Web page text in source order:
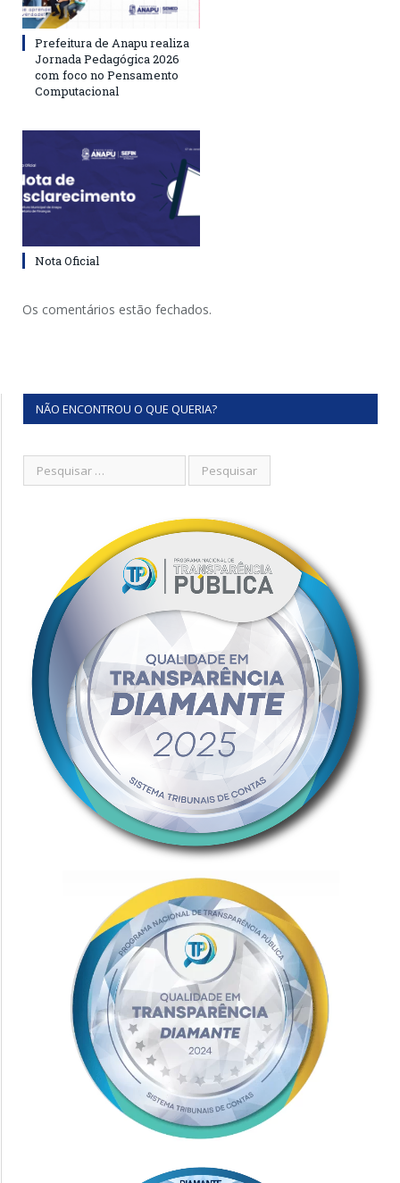
Prefeitura de Anapu realiza
Jornada Pedagógica 2026
com foco no Pensamento
Computacional
Nota Oficial
Os comentários estão fechados.
NÃO ENCONTROU O QUE QUERIA?